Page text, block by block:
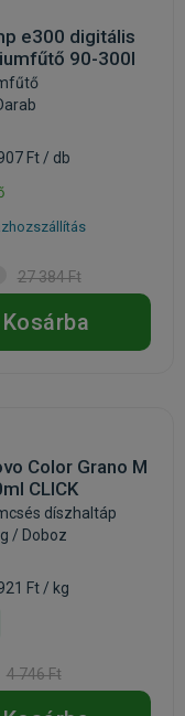
e300 digitális
90-300l
Ft / db
27 384 Ft
Kosárba
Color Grano M
CLICK
díszhaltáp
/ Doboz
Ft / kg
4 746 Ft